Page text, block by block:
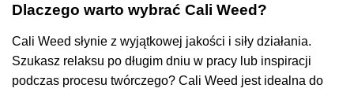
Dlaczego warto wybrać Cali Weed?
Cali Weed słynie z wyjątkowej jakości i siły działania.
Szukasz relaksu po długim dniu w pracy lub inspiracji
podczas procesu twórczego? Cali Weed jest idealna do